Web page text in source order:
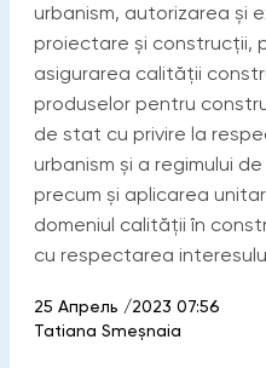
urbanism, autorizarea și
proiectare și construcții,
asigurarea calității
produselor pentru
de stat cu privire la
urbanism și a regimului
precum și aplicarea
domeniul calității în
cu respectarea
25 Апрель /2023 07:56
Tatiana Smeșnaia